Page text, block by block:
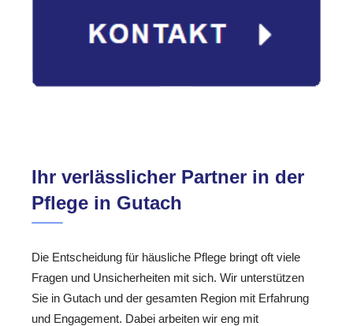
Ihr verlässlicher Partner in der
Pflege in Gutach
Die Entscheidung für häusliche Pflege bringt oft viele
Fragen und Unsicherheiten mit sich. Wir unterstützen
Sie in Gutach und der gesamten Region mit Erfahrung
und Engagement. Dabei arbeiten wir eng mit